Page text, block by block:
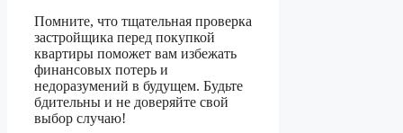
Помните, что тщательная проверка
застройщика перед покупкой
квартиры поможет вам избежать
финансовых потерь и
недоразумений в будущем. Будьте
бдительны и не доверяйте свой
выбор случаю!